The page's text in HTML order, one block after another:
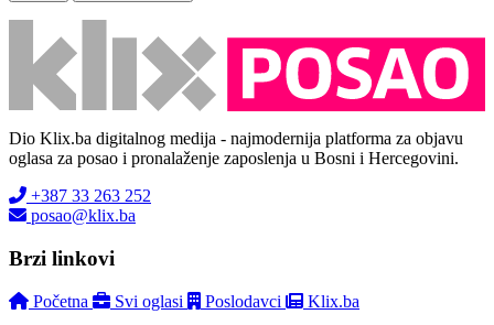
Dio Klix.ba digitalnog medija - najmodernija platforma za objavu
oglasa za posao i pronalaženje zaposlenja u Bosni i Hercegovini.
+387 33 263 252
posao@klix.ba
Brzi linkovi
Početna Svi oglasi Poslodavci Klix.ba